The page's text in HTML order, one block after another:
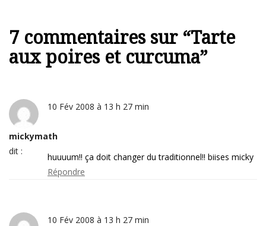
7 commentaires sur “Tarte
aux poires et curcuma”
mickymath
dit :
10 Fév 2008 à 13 h 27 min
huuuum!! ça doit changer du traditionnel!! biises micky
Répondre
10 Fév 2008 à 13 h 27 min